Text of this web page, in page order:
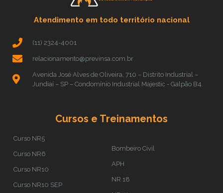
Atendimento em todo território nacional
(11) 2324-4001
relacionamento@previnsa.com.br
Avenida José Alves de Oliveira, 710 – Distrito Industrial –
Jundiaí – SP – Condomínio Industrial Majestic - Galpão B4.
Cursos e Treinamentos
Curso NR5
Curso NR6
Curso NR10
Curso NR10 SEP
Bombeiro Civil
APH
NR 18